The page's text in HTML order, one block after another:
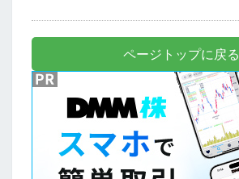
ページトップに戻る